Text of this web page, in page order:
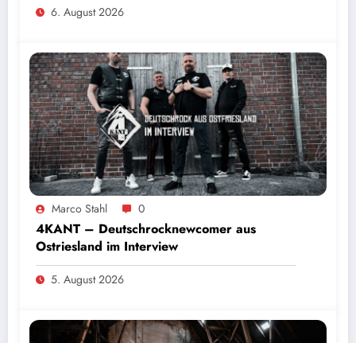
6. August 2026
Marco Stahl 0
4KANT – Deutschrocknewcomer aus
Ostriesland im Interview
5. August 2026